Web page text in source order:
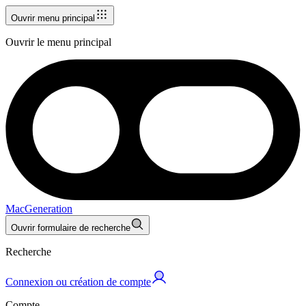
Ouvrir menu principal
Ouvrir le menu principal
MacGeneration
Ouvrir formulaire de recherche
Recherche
Connexion ou création de compte